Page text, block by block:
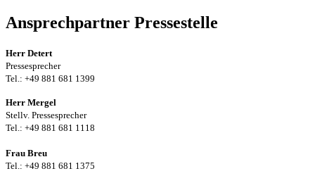
Ansprechpartner Pressestelle
Herr Detert
Pressesprecher
Tel.: +49 881 681 1399
Herr Mergel
Stellv. Pressesprecher
Tel.: +49 881 681 1118
Frau Breu
Tel.: +49 881 681 1375